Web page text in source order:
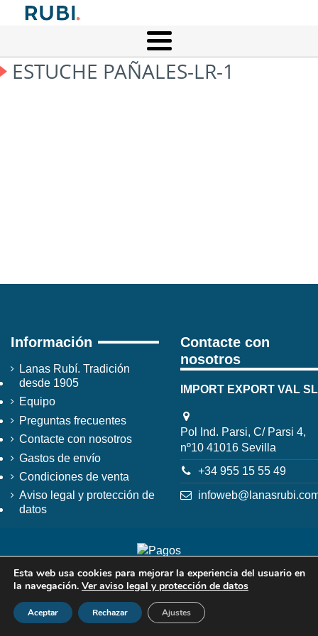
ESTUCHE PAÑALES-LR-1
Información
Lanas Rubí. Tradición
desde 1905
Equipo
Preguntas frecuentes
Contacte con nosotros
Gastos de envío
Condiciones de venta
Aviso legal y protección de
datos
Contacte con
nosotros
IMPORT EXPORT VAL SL
Pol Ind. Parsi, C/ Parsi 4,
nº10 41016 Sevilla
+34 955 15 55 49
Esta web usa cookies para mejorar la experiencia del usuario en
la navegación. Ver aviso legal y protección de datos
Aceptar Rechazar Ajustes